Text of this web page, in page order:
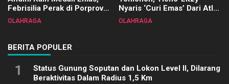
Febrisilia Perak di Porprov
Sulut 2025
OLAHRAGA
Nyaris ‘Curi Emas’ Dari Atlet
Biliar PON di Porprov Sulut
OLAHRAGA
BERITA POPULER
1
Status Gunung Soputan dan Lokon Level II, Dilarang
Beraktivitas Dalam Radius 1,5 Km